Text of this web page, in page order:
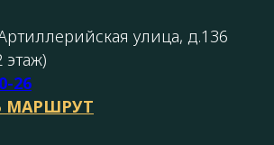
улица, д.136
этаж)
26
МАРШРУТ